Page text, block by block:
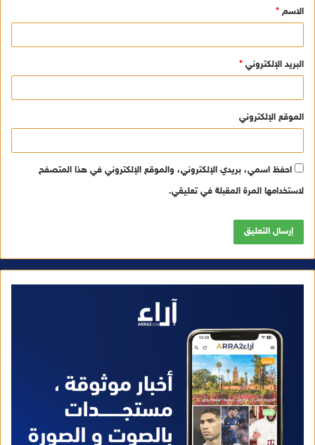
*
الاسم *
البريد الإلكتروني *
الموقع الإلكتروني
احفظ اسمي، بريدي الإلكتروني، والموقع الإلكتروني في هذا المتصفح
لاستخدامها المرة المقبلة في تعليقي.